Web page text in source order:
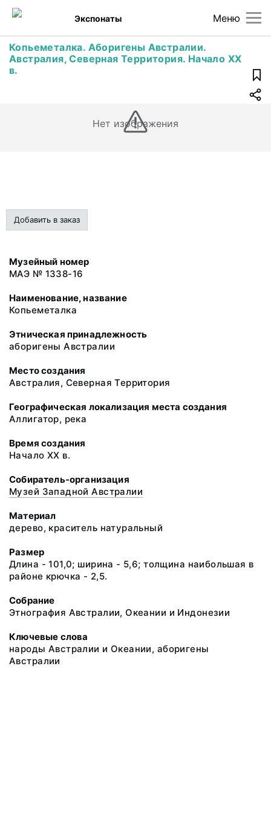
Меню
Экспонаты
Копьеметалка. Аборигены Австралии.
Австралия, Северная Территория. Начало XX
в.
Нет изображения
Добавить в заказ
Музейный номер
МАЭ № 1338-16
Наименование, название
Копьеметалка
Этническая принадлежность
аборигены Австралии
Место создания
Австралия, Северная Территория
Географическая локализация места создания
Аллигатор, река
Время создания
Начало XX в.
Собиратель-организация
Музей Западной Австралии
Материал
дерево, краситель натуральный
Размер
Длина - 101,0; ширина - 5,6; толщина наибольшая в
районе крючка - 2,5.
Собрание
Этнография Австралии, Океании и Индонезии
Ключевые слова
народы Австралии и Океании, аборигены
Австралии